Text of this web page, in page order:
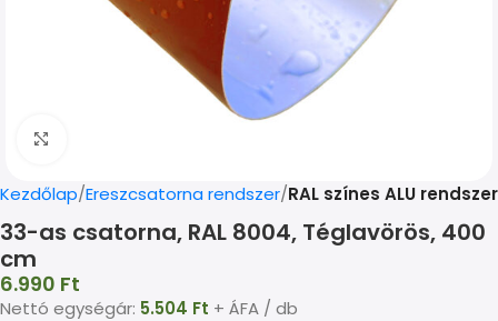
Kezdőlap Ereszcsatorna rendszer RAL színes ALU rendszer
33-as csatorna, RAL 8004, Téglavörös, 400
cm
6.990 Ft
Nettó egységár: 5.504 Ft + ÁFA / db